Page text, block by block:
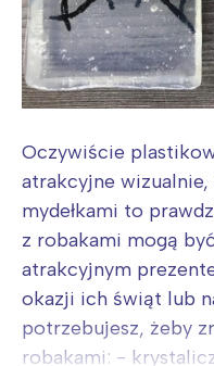
Oczywiście
atrakcyjne
mydełkami to
z robakami mogą
atrakcyjnym
okazji ich świąt lub
potrzebujesz, żeby
robakami: -